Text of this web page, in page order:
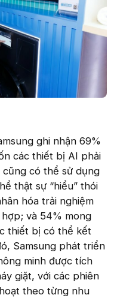
ghi nhận 69%
các thiết bị AI phải
có thể sử dụng
thật sự “hiểu” thói
hóa trải nghiệm
và 54% mong
thiết bị có thể kết
Samsung phát triển
minh được tích
giặt, với các phiên
theo từng nhu